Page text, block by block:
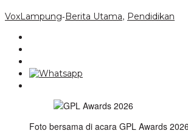
VoxLampung-Berita Utama, Pendidikan
Foto bersama di acara GPL Awards